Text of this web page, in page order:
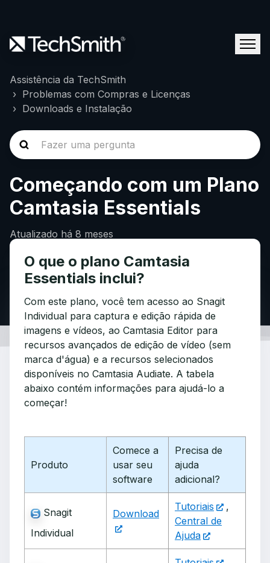
Assistência da TechSmith
Problemas com Compras e Licenças
Downloads e Instalação
Começando com um Plano
Camtasia Essentials
Atualizado há 8 meses
O que o plano Camtasia
Essentials inclui?
Com este plano, você tem acesso ao Snagit
Individual para captura e edição rápida de
imagens e vídeos, ao Camtasia Editor para
recursos avançados de edição de vídeo (sem
marca d'água) e a recursos selecionados
disponíveis no Camtasia Audiate. A tabela
abaixo contém informações para ajudá-lo a
começar!
Produto
Comece a
usar seu
software
Precisa de
ajuda
adicional?
Snagit
Individual
Download
Tutoriais
,
Central de
Ajuda